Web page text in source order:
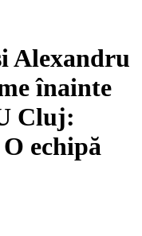
Alexandru
înainte
Cluj:
echipă